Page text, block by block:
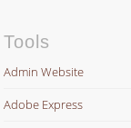
Tools
Admin Website
Adobe Express